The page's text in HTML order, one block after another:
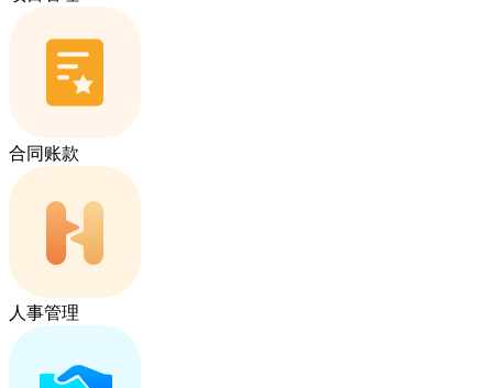
合同账款
人事管理